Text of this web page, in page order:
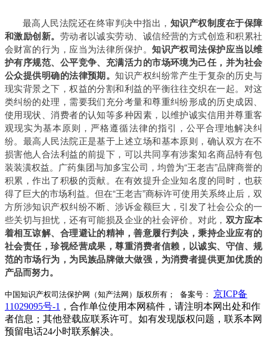
最高人民法院还在终审判决中指出， 知识产权制度在于保障
和激励创新。 劳动者以诚实劳动、诚信经营的方式创造和积累社
会财富的行为，应当为法律所保护。知识产权司法保护应当以维
护有序规范、公平竞争、充满活力的市场环境为己任，并为社会
公众提供明确的法律预期。知识产权纠纷常产生于复杂的历史与
现实背景之下，权益的分割和利益的平衡往往交织在一起。对这
类纠纷的处理，需要我们充分考量和尊重纠纷形成的历史成因、
使用现状、消费者的认知等多种因素，以维护诚实信用并尊重客
观现实为基本原则，严格遵循法律的指引，公平合理地解决纠
纷。最高人民法院正是基于上述立场和基本原则，确认双方在不
损害他人合法利益的前提下，可以共同享有涉案知名商品特有包
装装潢权益。广药集团与加多宝公司，均曾为“王老吉”品牌商誉的
积累，作出了积极的贡献。在有效提升企业知名度的同时，也获
得了巨大的市场利益。但在“王老吉”商标许可使用关系终止后，双
方所涉知识产权纠纷不断、涉诉金额巨大，引发了社会公众的一
些关切与担忧，还有可能损及企业的社会评价。对此， 双方应本
着相互谅解、合理避让的精神，善意履行判决，秉持企业应有的
社会责任，珍视经营成果，尊重消费者信赖，以诚实、守信、规
范的市场行为，为民族品牌做大做强，为消费者提供更加优质的
产品而努力。
中国知识产权司法保护网（知产法网）版权所有； 备案号： 京ICP备
11029095号-1 ，合作单位使用本网稿件，请注明本网出处和作
者信息；其他登载应联系许可。如有发现版权问题，联系本网
预留电话24小时联系解决。